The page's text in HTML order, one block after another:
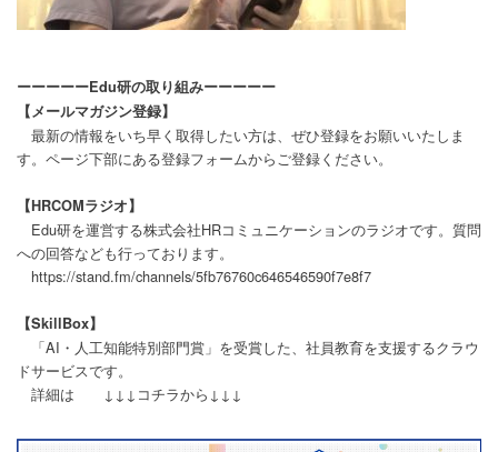
ーーーーーEdu研の取り組みーーーーー
【メールマガジン登録】
最新の情報をいち早く取得したい方は、ぜひ登録をお願いいたしま
す。ページ下部にある登録フォームからご登録ください。
【HRCOMラジオ】
Edu研を運営する株式会社HRコミュニケーションのラジオです。質問
への回答なども行っております。
https://stand.fm/channels/5fb76760c646546590f7e8f7
【SkillBox】
「AI・人工知能特別部門賞」を受賞した、社員教育を支援するクラウ
ドサービスです。
詳細は ↓↓↓コチラから↓↓↓